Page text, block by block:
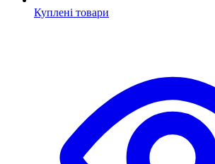
Куплені товари